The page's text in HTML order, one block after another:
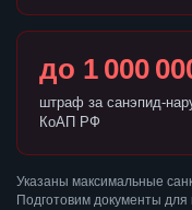
до 1 000
штраф за санэпид-
КоАП РФ
Указаны максимальные
Подготовим документы